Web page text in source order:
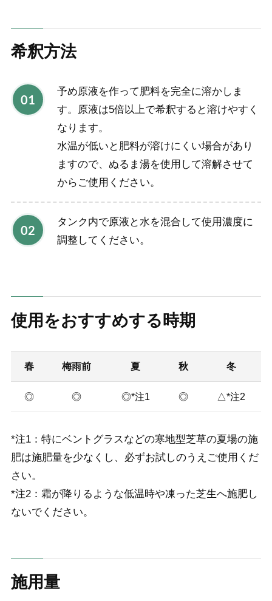
希釈方法
予め原液を作って肥料を完全に溶かしま
す。原液は5倍以上で希釈すると溶けやすく
なります。
水温が低いと肥料が溶けにくい場合があり
ますので、ぬるま湯を使用して溶解させて
からご使用ください。
タンク内で原液と水を混合して使用濃度に
調整してください。
使用をおすすめする時期
春 梅雨前 夏 秋 冬
◎ ◎ ◎*注1 ◎ △*注2
*注1：特にベントグラスなどの寒地型芝草の夏場の施
肥は施肥量を少なくし、必ずお試しのうえご使用くだ
さい。
*注2：霜が降りるような低温時や凍った芝生へ施肥し
ないでください。
施用量